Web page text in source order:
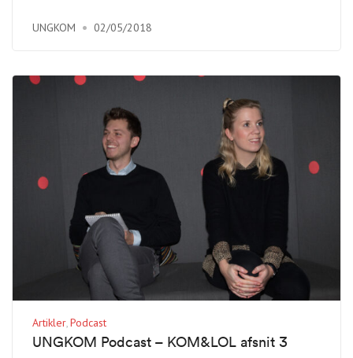
UNGKOM 02/05/2018
Artikler Podcast
UNGKOM Podcast – KOM&LOL afsnit 3